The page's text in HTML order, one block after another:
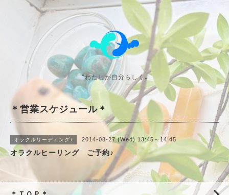
〝わたしが自分らしく〟
＊営業スケジュール＊
オラクルリーディング♪ 2014-08-27 (Wed) 13:45～14:45
オラクルヒーリング ご予約♪